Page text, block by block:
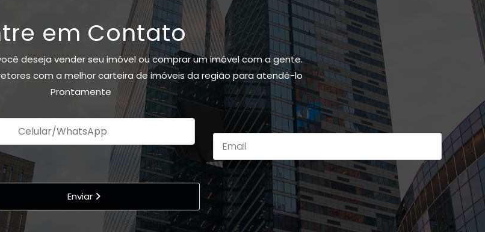
em Contato
deseja vender seu imóvel ou comprar um imóvel com a gente.
com a melhor carteira de imóveis da região para atendê-lo
Prontamente
Enviar